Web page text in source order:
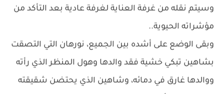
وسيتم نقله من غرفة العناية لغرفة عادية بعد التأكد من
مؤشراته الحيوية..
وبقى الوضع على أشده بين الجميع، نورهان التي التصقت
بشاهين تبكي خشية فقد والدها وهول المنظر الذي رأته
ووالدها غارق في دمائه، وشاهين الذي يحتضن شقيقته